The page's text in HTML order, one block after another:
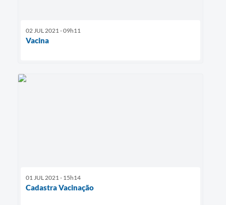
02 JUL 2021 - 09h11
Vacina
01 JUL 2021 - 15h14
Cadastra Vacinação